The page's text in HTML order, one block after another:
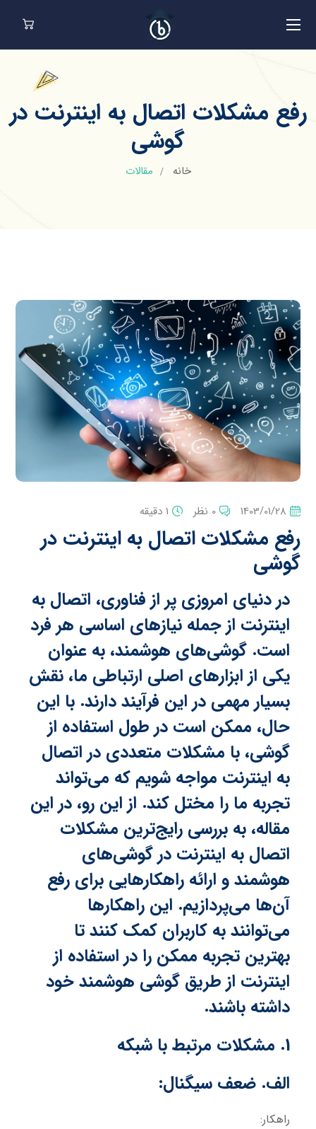
رفع مشکلات اتصال به اینترنت در
گوشی
خانه مقالات
1403/01/28 0 نظر 1 دقیقه
رفع مشکلات اتصال به اینترنت در
گوشی
در دنیای امروزی پر از فناوری، اتصال به
اینترنت از جمله نیازهای اساسی هر فرد
است. گوشی‌های هوشمند، به عنوان
یکی از ابزارهای اصلی ارتباطی ما، نقش
بسیار مهمی در این فرآیند دارند. با این
حال، ممکن است در طول استفاده از
گوشی، با مشکلات متعددی در اتصال
به اینترنت مواجه شویم که می‌تواند
تجربه ما را مختل کند. از این رو، در این
مقاله، به بررسی رایج‌ترین مشکلات
اتصال به اینترنت در گوشی‌های
هوشمند و ارائه راهکارهایی برای رفع
آن‌ها می‌پردازیم. این راهکارها
می‌توانند به کاربران کمک کنند تا
بهترین تجربه ممکن را در استفاده از
اینترنت از طریق گوشی هوشمند خود
داشته باشند.
1. مشکلات مرتبط با شبکه
الف. ضعف سیگنال:
راهکار: